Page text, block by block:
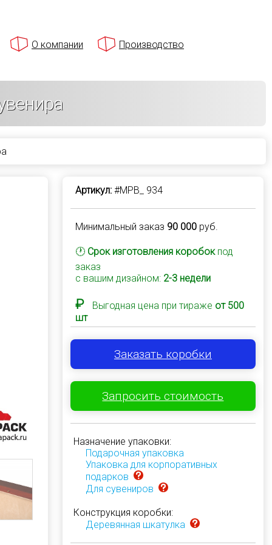
О компании Производство
Артикул:#MPB_ 934
Минимальный заказ 90 000руб.
🕐 Срок изготовления коробокпод
заказ
с вашим дизайном: 2-3 недели
₽ Выгодная цена при тираже от 500
шт
Заказать коробки
Запросить стоимость
Назначение упаковки:
Подарочная упаковка
Упаковка для корпоративных
подарков
Для сувениров
Конструкция коробки:
Деревянная шкатулка